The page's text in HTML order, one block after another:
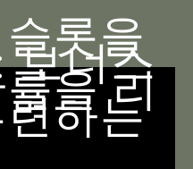
롯을
보너스
을 리
하는